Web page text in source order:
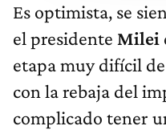
Es optimista, se
el presidente Milei
etapa muy difícil
con la rebaja del
complicado tener